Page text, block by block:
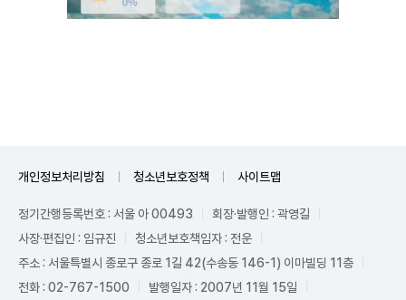
개인정보처리방침 청소년보호정책 사이트맵
정기간행등록번호 : 서울 아 00493
회장·발행인 : 곽영길
사장·편집인 : 임규진
청소년보호책임자 : 전운
주소 : 서울특별시 종로구 종로 1길 42(수송동 146-1) 이마빌딩 11층
전화 : 02-767-1500
발행일자 : 2007년 11월 15일